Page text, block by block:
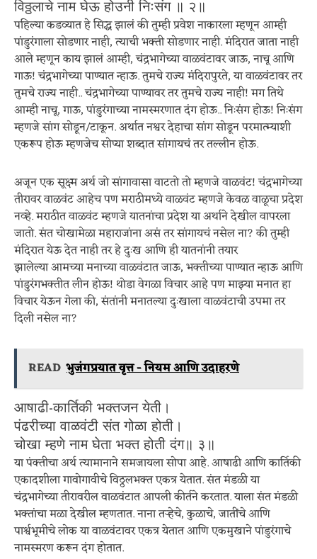
विठ्ठलाचे नाम घेऊ हो‌उनी निःसंग ॥ २॥
पहिल्या कडव्यात हे सिद्ध झालं की तुम्ही प्रवेश नाकारला म्हणून आम्ही
पांडुरंगाला सोडणार नाही, त्याची भक्ती सोडणार नाही. मंदिरात जाता नाही
आले म्हणून काय झालं आम्ही, चंद्रभागेच्या वाळवंटावर जाऊ, नाचू आणि
गाऊ! चंद्रभागेच्या पाण्यात न्हाऊ. तुमचे राज्य मंदिरापुरते, या वाळवंटावर तर
तुमचे राज्य नाही.. चंद्रभागेच्या पाण्यावर तर तुमचे राज्य नाही! मग तिथे
आम्ही नाचू, गाऊ, पांडुरंगाच्या नामस्मरणात दंग होऊ.. निःसंग होऊ! निःसंग
म्हणजे सांग सोडून/टाकून. अर्थात नश्वर देहाचा सांग सोडून परमात्म्याशी
एकरूप होऊ म्हणजेच सोप्या शब्दात सांगायचं तर तल्लीन होऊ.
अजून एक सूक्ष्म अर्थ जो सांगावासा वाटतो तो म्हणजे वाळवंट! चंद्रभागेच्या
तीरावर वाळवंट आहेच पण मराठीमध्ये वाळवंट म्हणजे केवळ वाळूचा प्रदेश
नव्हे. मराठीत वाळवंट म्हणजे यातनांचा प्रदेश या अर्थाने देखील वापरला
जातो. संत चोखामेळा महाराजांना असं तर सांगायचं नसेल ना? की तुम्ही
मंदिरात येऊ देत नाही तर हे दुःख आणि ही यातनांनी तयार
झालेल्या आमच्या मनाच्या वाळवंटात जाऊ, भक्तीच्या पाण्यात न्हाऊ आणि
पांडुरंगभक्तीत लीन होऊ! थोडा वेगळा विचार आहे पण माझ्या मनात हा
विचार येऊन गेला की, संतांनी मनातल्या दुःखाला वाळवंटाची उपमा तर
दिली नसेल ना?
READ भुजंगप्रयात वृत्त - नियम आणि उदाहरणे
आषाढी-कार्तिकी भक्तजन येती।
पंढरीच्या वाळवंटी संत गोळा होती।
चोखा म्हणे नाम घेता भक्त होती दंग॥ ३॥
या पंक्तीचा अर्थ त्यामानाने समजायला सोपा आहे. आषाढी आणि कार्तिकी
एकादशीला गावोगावीचे विठ्ठलभक्त एकत्र येतात. संत मंडळी या
चंद्रभागेच्या तीरावरील वाळवंटात आपली कीर्तने करतात. याला संत मंडळी
भक्तांचा मळा देखील म्हणतात. नाना तऱ्हेचे, कुळाचे, जातींचे आणि
पार्श्वभूमीचे लोक या वाळवंटावर एकत्र येतात आणि एकमुखाने पांडुरंगाचे
नामस्मरण करून दंग होतात.